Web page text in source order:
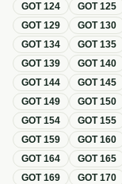
GOT124 GOT125
GOT129 GOT130
GOT134 GOT135
GOT139 GOT140
GOT144 GOT145
GOT149 GOT150
GOT154 GOT155
GOT159 GOT160
GOT164 GOT165
GOT169 GOT170